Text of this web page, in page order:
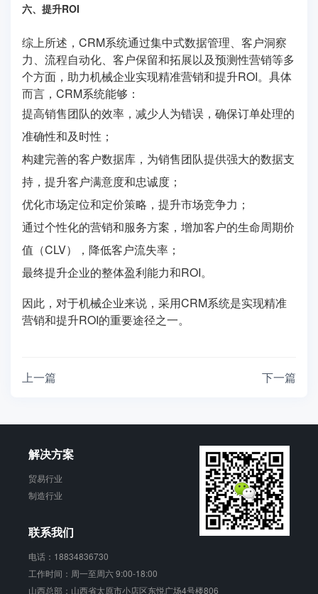
六、提升ROI
综上所述，CRM系统通过集中式数据管理、客户洞察
力、流程自动化、客户保留和拓展以及预测性营销等多
个方面，助力机械企业实现精准营销和提升ROI。具体
而言，CRM系统能够：
提高销售团队的效率，减少人为错误，确保订单处理的
准确性和及时性；
构建完善的客户数据库，为销售团队提供强大的数据支
持，提升客户满意度和忠诚度；
优化市场定位和定价策略，提升市场竞争力；
通过个性化的营销和服务方案，增加客户的生命周期价
值（CLV），降低客户流失率；
最终提升企业的整体盈利能力和ROI。
因此，对于机械企业来说，采用CRM系统是实现精准
营销和提升ROI的重要途径之一。
上一篇 下一篇
解决方案
贸易行业
制造行业
联系我们
电话：18834836730
工作时间：周一至周六 9:00-18:00
山西总部：山西省太原市小店区东悦广场4号楼806